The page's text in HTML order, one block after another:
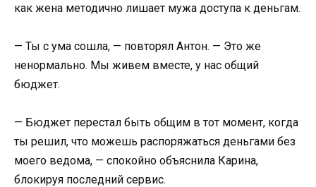
как жена методично лишает мужа доступа к деньгам.
— Ты с ума сошла, — повторял Антон. — Это же
ненормально. Мы живем вместе, у нас общий
бюджет.
— Бюджет перестал быть общим в тот момент, когда
ты решил, что можешь распоряжаться деньгами без
моего ведома, — спокойно объяснила Карина,
блокируя последний сервис.